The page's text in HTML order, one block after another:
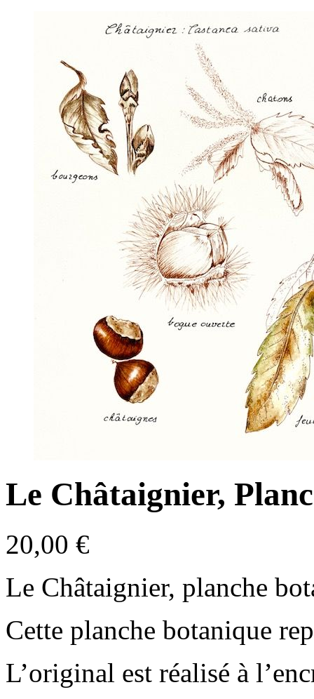
Le Châtaignier,
20,00 €
Le Châtaignier, planche
Cette planche botanique
L’original est réalisé à